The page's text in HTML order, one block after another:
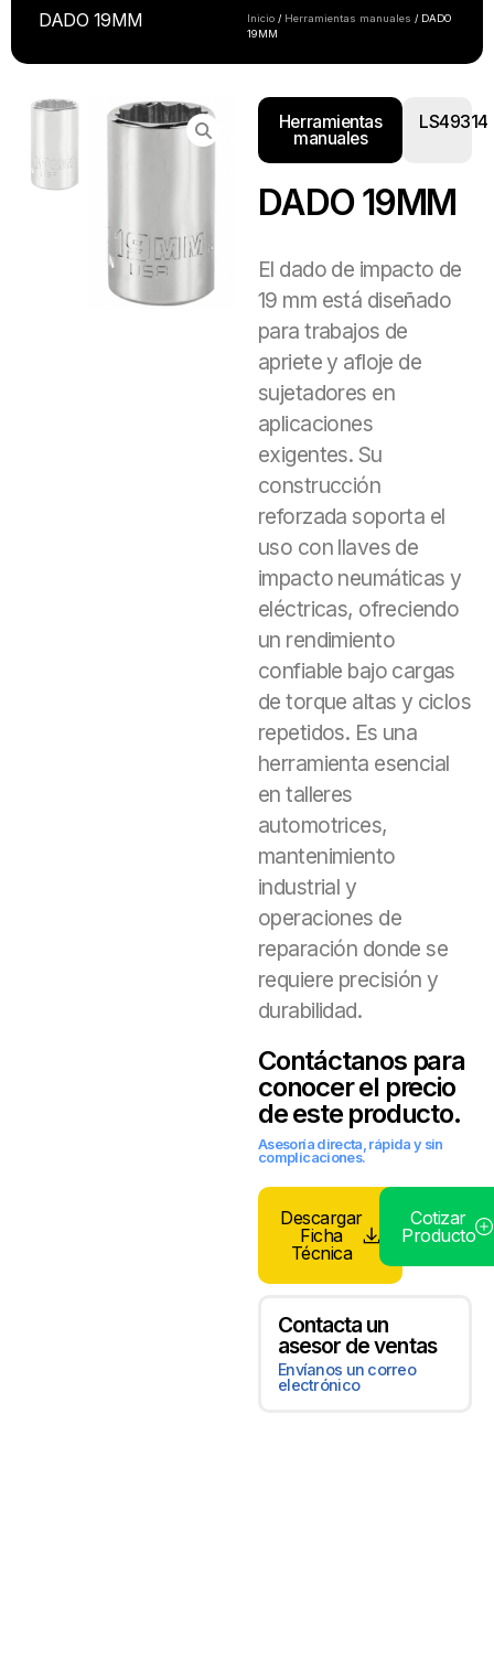
DADO 19MM Inicio / Herramientas manuales / DADO
19MM
Herramientas
manuales
LS49314
DADO 19MM
El dado de impacto de
19 mm está diseñado
para trabajos de
apriete y afloje de
sujetadores en
aplicaciones
exigentes. Su
construcción
reforzada soporta el
uso con llaves de
impacto neumáticas y
eléctricas, ofreciendo
un rendimiento
confiable bajo cargas
de torque altas y ciclos
repetidos. Es una
herramienta esencial
en talleres
automotrices,
mantenimiento
industrial y
operaciones de
reparación donde se
requiere precisión y
durabilidad.
Contáctanos para
conocer el precio
de este producto.
Asesoría directa, rápida y sin
complicaciones.
Descargar
Ficha
Técnica
Cotizar
Producto
Contacta un
asesor de ventas
Envíanos un correo
electrónico